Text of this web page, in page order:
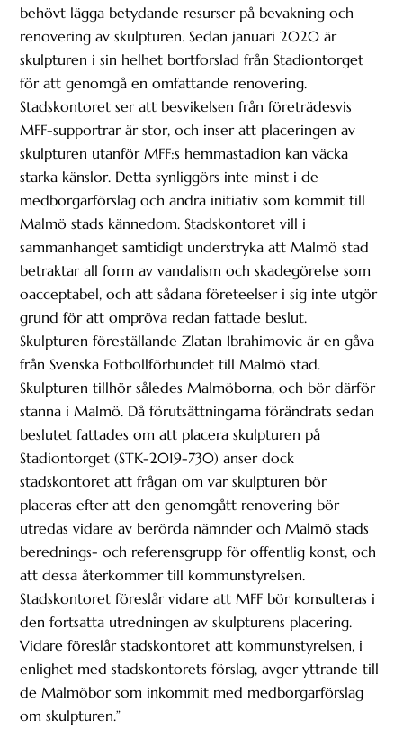
behövt lägga betydande resurser på bevakning och
renovering av skulpturen. Sedan januari 2020 är
skulpturen i sin helhet bortforslad från Stadiontorget
för att genomgå en omfattande renovering.
Stadskontoret ser att besvikelsen från företrädesvis
MFF-supportrar är stor, och inser att placeringen av
skulpturen utanför MFF:s hemmastadion kan väcka
starka känslor. Detta synliggörs inte minst i de
medborgarförslag och andra initiativ som kommit till
Malmö stads kännedom. Stadskontoret vill i
sammanhanget samtidigt understryka att Malmö stad
betraktar all form av vandalism och skadegörelse som
oacceptabel, och att sådana företeelser i sig inte utgör
grund för att ompröva redan fattade beslut.
Skulpturen föreställande Zlatan Ibrahimovic är en gåva
från Svenska Fotbollförbundet till Malmö stad.
Skulpturen tillhör således Malmöborna, och bör därför
stanna i Malmö. Då förutsättningarna förändrats sedan
beslutet fattades om att placera skulpturen på
Stadiontorget (STK-2019-730) anser dock
stadskontoret att frågan om var skulpturen bör
placeras efter att den genomgått renovering bör
utredas vidare av berörda nämnder och Malmö stads
berednings- och referensgrupp för offentlig konst, och
att dessa återkommer till kommunstyrelsen.
Stadskontoret föreslår vidare att MFF bör konsulteras i
den fortsatta utredningen av skulpturens placering.
Vidare föreslår stadskontoret att kommunstyrelsen, i
enlighet med stadskontorets förslag, avger yttrande till
de Malmöbor som inkommit med medborgarförslag
om skulpturen.”